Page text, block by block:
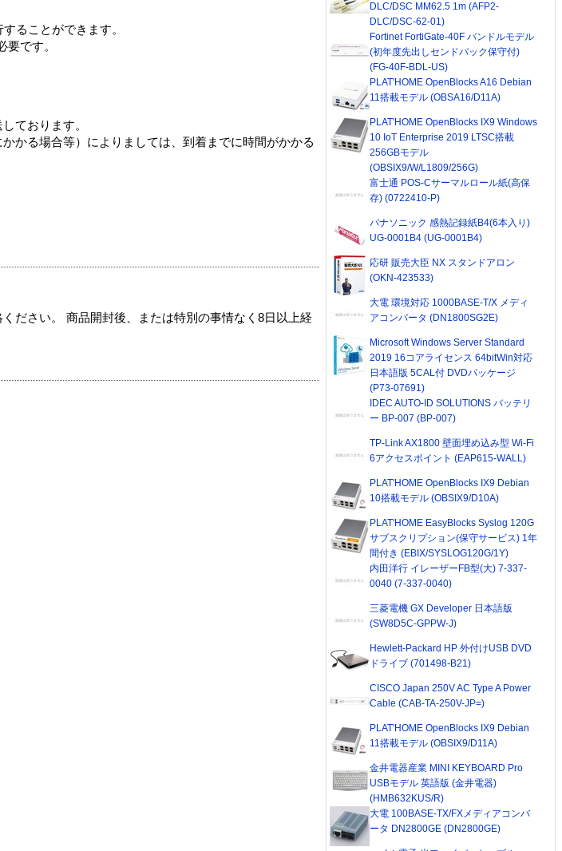
ることができます。
です。
ております。
かる場合等）によりましては、到着までに時間がかかる
ださい。 商品開封後、または特別の事情なく8日以上経
DLC/DSC MM62.5 1m (AFP2-
DLC/DSC-62-01)
Fortinet FortiGate-40F バンドルモデル
(初年度先出しセンドバック保守付)
(FG-40F-BDL-US)
PLAT'HOME OpenBlocks A16 Debian
11搭載モデル (OBSA16/D11A)
PLAT'HOME OpenBlocks IX9 Windows
10 IoT Enterprise 2019 LTSC搭載
256GBモデル
(OBSIX9/W/L1809/256G)
富士通 POS-Cサーマルロール紙(高保
存) (0722410-P)
パナソニック 感熱記録紙B4(6本入り)
UG-0001B4 (UG-0001B4)
応研 販売大臣 NX スタンドアロン
(OKN-423533)
大電 環境対応 1000BASE-T/X メディ
アコンバータ (DN1800SG2E)
Microsoft Windows Server Standard
2019 16コアライセンス 64bitWin対応
日本語版 5CAL付 DVDパッケージ
(P73-07691)
IDEC AUTO-ID SOLUTIONS バッテリ
ー BP-007 (BP-007)
TP-Link AX1800 壁面埋め込み型 Wi-Fi
6アクセスポイント (EAP615-WALL)
PLAT'HOME OpenBlocks IX9 Debian
10搭載モデル (OBSIX9/D10A)
PLAT'HOME EasyBlocks Syslog 120G
サブスクリプション(保守サービス) 1年
間付き (EBIX/SYSLOG120G/1Y)
内田洋行 イレーザーFB型(大) 7-337-
0040 (7-337-0040)
三菱電機 GX Developer 日本語版
(SW8D5C-GPPW-J)
Hewlett-Packard HP 外付けUSB DVD
ドライブ (701498-B21)
CISCO Japan 250V AC Type A Power
Cable (CAB-TA-250V-JP=)
PLAT'HOME OpenBlocks IX9 Debian
11搭載モデル (OBSIX9/D11A)
金井電器産業 MINI KEYBOARD Pro
USBモデル 英語版 (金井電器)
(HMB632KUS/R)
大電 100BASE-TX/FXメディアコンバ
ータ DN2800GE (DN2800GE)